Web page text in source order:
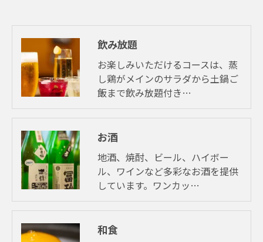
飲み放題
お楽しみいただけるコースは、蒸
し鶏がメインのサラダから土鍋ご
飯まで飲み放題付き…
お酒
地酒、焼酎、ビール、ハイボー
ル、ワインなど多彩なお酒を提供
しています。ワンカッ…
和食